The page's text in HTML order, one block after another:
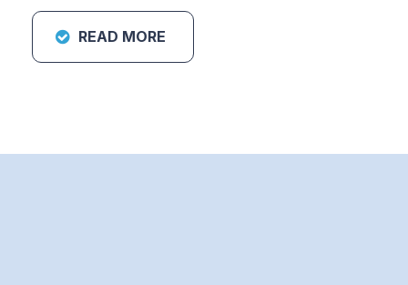
READ MORE